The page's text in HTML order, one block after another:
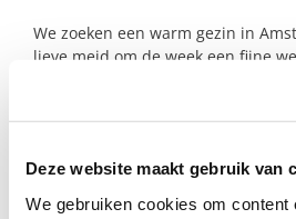
Deze website maakt gebruik van
We gebruiken cookies om content
We zoeken een warm gezin in
lieve meid om de week een fijne
meedraaien. Gewoon voor wat
aandacht en mooie
nemen.
Heten jullie haar welkom?